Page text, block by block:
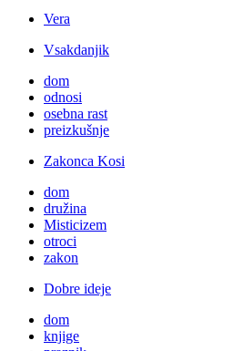
Vera
Vsakdanjik
dom
odnosi
osebna rast
preizkušnje
Zakonca Kosi
dom
družina
Misticizem
otroci
zakon
Dobre ideje
dom
knjige